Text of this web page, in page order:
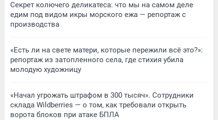
Секрет колючего деликатеса: что мы на самом деле
едим под видом икры морского ежа — репортаж с
производства
«Есть ли на свете матери, которые пережили всё это?»:
репортаж из затопленного села, где стихия убила
молодую художницу
«Начал угрожать штрафом в 300 тысяч». Сотрудники
склада Wildberries — о том, как требовали открыть
ворота блоков при атаке БПЛА